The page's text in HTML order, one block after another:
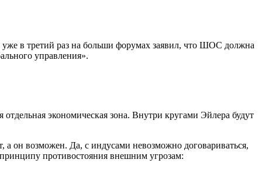
в третий раз на больши форумах заявил, что ШОС должна
управления».
экономическая зона. Внутри кругами Эйлера будут
он возможен. Да, с индусами невозможно договариваться,
противостояния внешним угрозам: